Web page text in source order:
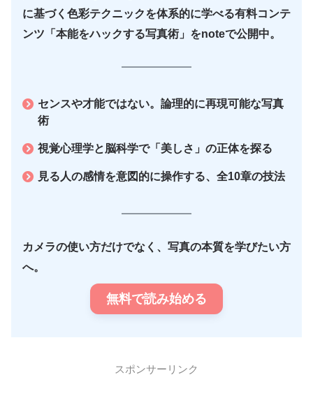
に基づく色彩テクニックを体系的に学べる有料コンテ
ンツ「本能をハックする写真術」をnoteで公開中。
センスや才能ではない。論理的に再現可能な写真
術
視覚心理学と脳科学で「美しさ」の正体を探る
見る人の感情を意図的に操作する、全10章の技法
カメラの使い方だけでなく、写真の本質を学びたい方
へ。
無料で読み始める
スポンサーリンク